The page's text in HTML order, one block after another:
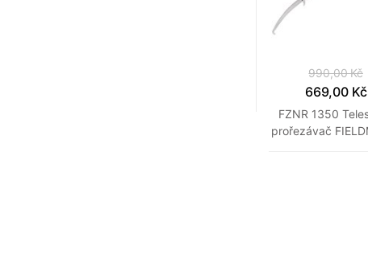
990,00 Kč
669,00 Kč
FZNR 1350
prořezávač